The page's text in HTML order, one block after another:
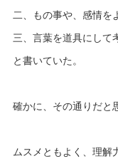
二、もの事や、感情を
三、言葉を道具にして
と書いていた。
確かに、その通りだと
ムスメともよく、理解